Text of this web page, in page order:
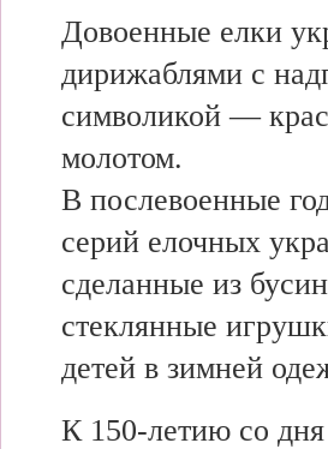
Довоенные елки
дирижаблями с
символикой —
молотом.
В послевоенные
серий елочных
сделанные из
стеклянные
детей в зимней
К 150-летию со